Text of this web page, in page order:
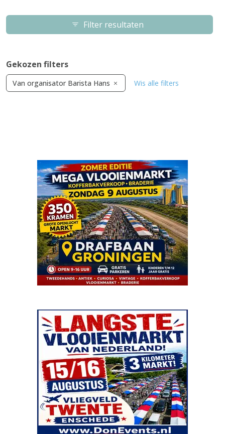
Filter resultaten
Gekozen filters
Van organisator Barista Hans Wis alle filters